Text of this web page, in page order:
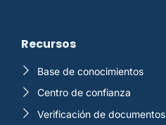
Recursos
Base de conocimientos
Centro de confianza
Verificación de documentos